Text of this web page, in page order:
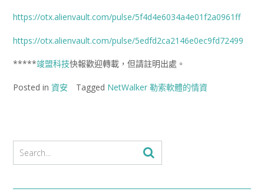
https://otx.alienvault.com/pulse/5f4d4e6034a4e01f2a0961ff
https://otx.alienvault.com/pulse/5edfd2ca2146e0ec9fd72499
*****竣盟科技快報歡迎轉載，但請註明出處。
Posted in 資安 Tagged NetWalker 勒索軟體的情資